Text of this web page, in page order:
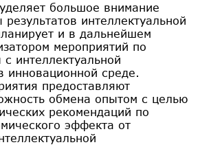
большое внимание
интеллектуальной
и в дальнейшем
мероприятий по
интеллектуальной
инновационной среде.
предоставляют
обмена опытом с целью
рекомендаций по
эффекта от